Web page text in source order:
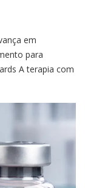
em
para
A terapia com